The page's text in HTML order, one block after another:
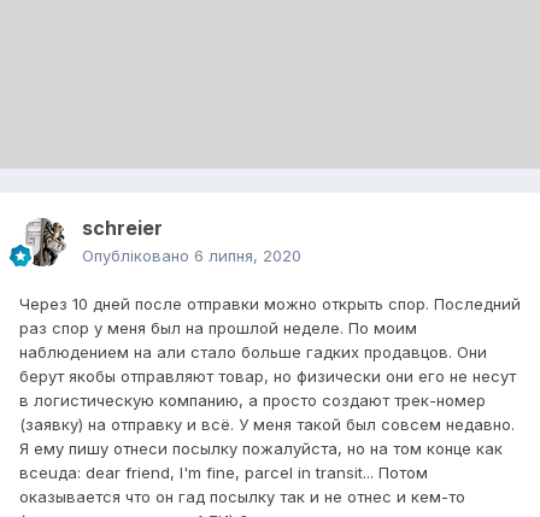
schreier
Опубліковано 6 липня, 2020
Через 10 дней после отправки можно открыть спор. Последний
раз спор у меня был на прошлой неделе. По моим
наблюдением на али стало больше гадких продавцов. Они
берут якобы отправляют товар, но физически они его не несут
в логистическую компанию, а просто создают трек-номер
(заявку) на отправку и всё. У меня такой был совсем недавно.
Я ему пишу отнеси посылку пожалуйста, но на том конце как
всеuда: dear friend, I'm fine, parcel in transit... Потом
оказывается что он гад посылку так и не отнес и кем-то